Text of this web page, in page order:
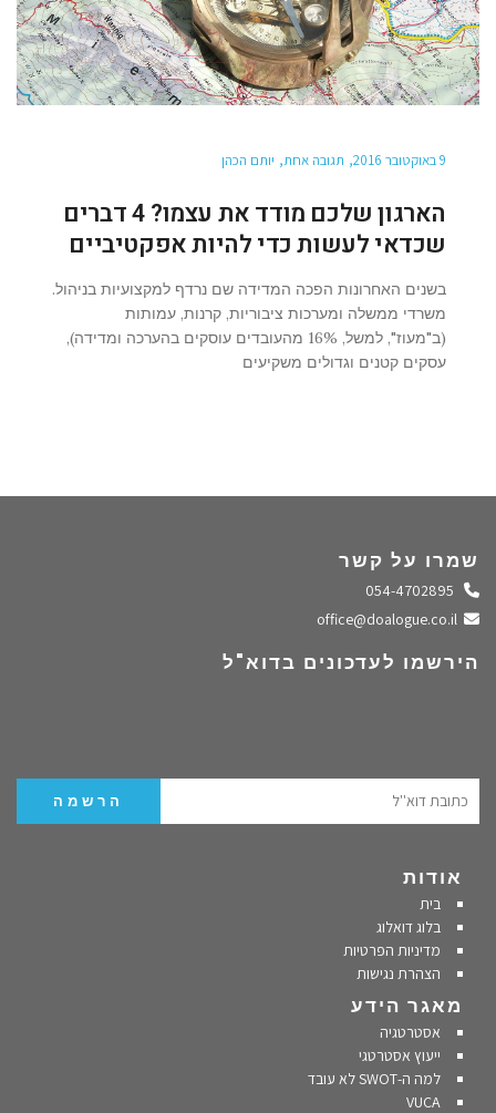
9 באוקטובר 2016 תגובה אחת יותם הכהן
הארגון שלכם מודד את עצמו? 4 דברים
שכדאי לעשות כדי להיות אפקטיביים
בשנים האחרונות הפכה המדידה שם נרדף למקצועיות בניהול.
משרדי ממשלה ומערכות ציבוריות, קרנות, עמותות
(ב"מעוז", למשל, 16% מהעובדים עוסקים בהערכה ומדידה),
עסקים קטנים וגדולים משקיעים
שמרו על קשר
התקשרו אלינו
שלחו מייל
הירשמו לעדכונים בדוא"ל
אודות
בית
בלוג דואלוג
מדיניות הפרטיות
הצהרת נגישות
מאגר הידע
אסטרטגיה
ייעוץ אסטרטגי
למה ה-SWOT לא עובד
VUCA